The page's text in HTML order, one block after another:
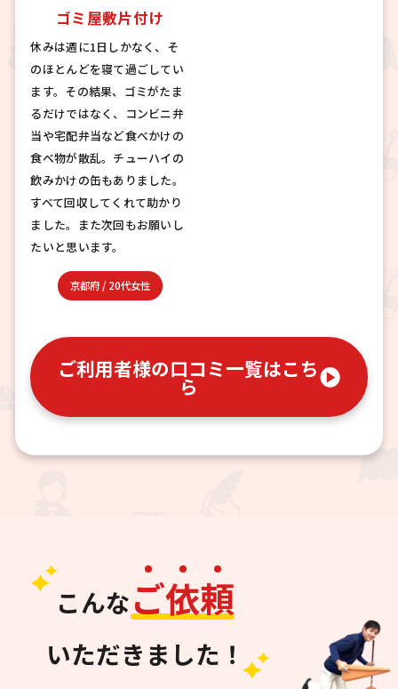
ゴミ屋敷片付け
休みは週に1日しかなく、そ
のほとんどを寝て過ごしてい
ます。その結果、ゴミがたま
るだけではなく、コンビニ弁
当や宅配弁当など食べかけの
食べ物が散乱。チューハイの
飲みかけの缶もありました。
すべて回収してくれて助かり
ました。また次回もお願いし
たいと思います。
京都府/ 20代女性
ご利用者様の口コミ一覧はこち
ら
こんなご依頼
いただきました！